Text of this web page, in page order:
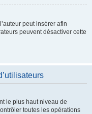
peut insérer afin
peuvent désactiver cette
le plus haut niveau de
toutes les opérations